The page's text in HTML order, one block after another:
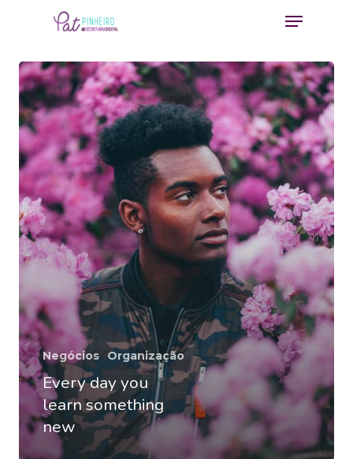
Hit enter to search or ESC to close
Negócios Organização
Every day you
learn something
new
Home
Contato
Download
Book
Homeoffice